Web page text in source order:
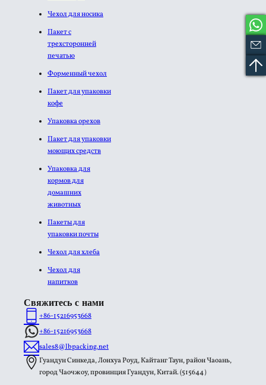
Чехол для носика
Пакет с
трехсторонней
печатью
Форменный чехол
Пакет для упаковки
кофе
Упаковка орехов
Пакет для упаковки
моющих средств
Упаковка для
кормов для
домашних
животных
Пакеты для
упаковки почты
Чехол для хлеба
Чехол для
напитков
Свяжитесь с нами
+86-15216953668
+86-15216953668
sales8@lbpacking.net
Гуандун Синкеда, Лонхуа Роуд, Кайтанг Таун, район Чаоань,
город Чаочжоу, провинция Гуандун, Китай. (515644）